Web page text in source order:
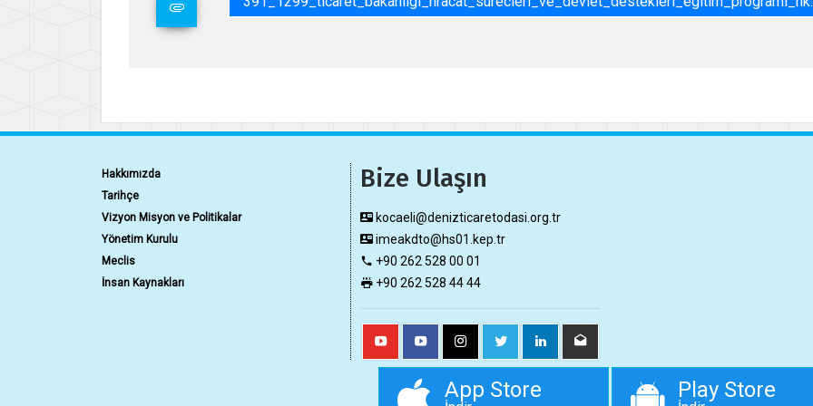
Hakkımızda
Tarihçe
Vizyon Misyon ve Politikalar
Yönetim Kurulu
Meclis
İnsan Kaynakları
Bize Ulaşın
kocaeli@denizticaretodasi.org.tr
imeakdto@hs01.kep.tr
+90 262 528 00 01
+90 262 528 44 44
App Store Play Store